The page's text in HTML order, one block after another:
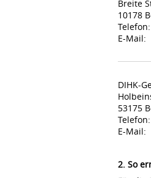
Breite
10178
E-Mail:
DIHK-
53175
E-Mail:
2. So